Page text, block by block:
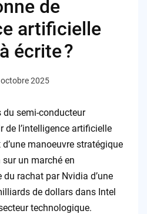
de
artificielle
écrite ?
2025
du semi-conducteur
de l’intelligence artificielle
manoeuvre stratégique
un marché en
du rachat par Nvidia d’une
de dollars dans Intel
technologique.